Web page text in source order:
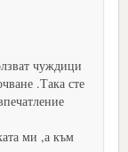
чуждици
.Така сте
ми ,а към